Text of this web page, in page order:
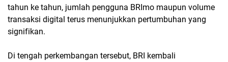
tahun ke tahun, jumlah pengguna BRImo maupun volume
transaksi digital terus menunjukkan pertumbuhan yang
signifikan.
Di tengah perkembangan tersebut, BRI kembali